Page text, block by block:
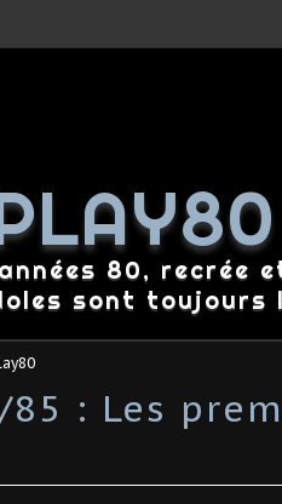
80, recrée
sont toujours
85 : Les